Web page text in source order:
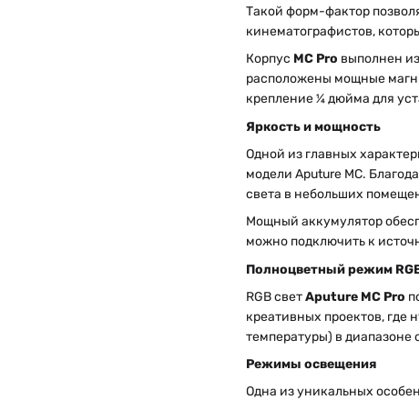
Такой форм-фактор
кинематографистов,
Корпус MC Pro выполнен
расположены мощные
крепление ¼ дюйма для
Яркость и мощность
Одной из главных
модели Aputure MC.
света в небольших
Мощный аккумулятор
можно подключить к
Полноцветный режим
RGB светAputure MC Pro
креативных проектов, где
температуры) в диапазоне
Режимы освещения
Одна из уникальных